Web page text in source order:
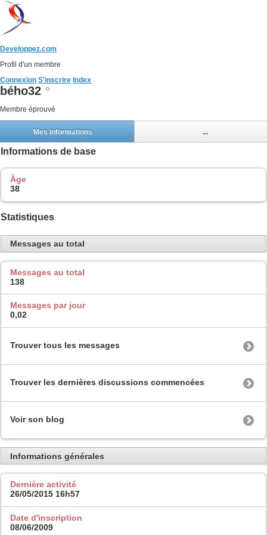
Developpez.com
Profil d'un membre
Connexion S'inscrire Index
bého32
Membre éprouvé
Mes informations ...
Informations de base
Âge
38
Statistiques
Messages au total
Messages au total
138
Messages par jour
0,02
Trouver tous les messages
Trouver les dernières discussions commencées
Voir son blog
Informations générales
Dernière activité
26/05/2015 16h57
Date d'inscription
08/06/2009